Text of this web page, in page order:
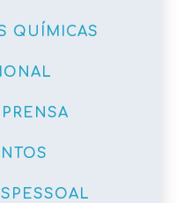
QUÍMICAS